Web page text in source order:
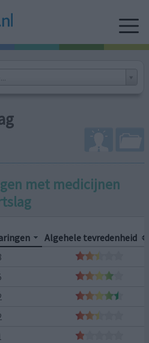
met medicijnen
Algehele tevredenheid